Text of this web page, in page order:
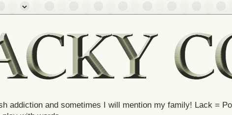
addiction and sometimes I will mention my family! Lack =